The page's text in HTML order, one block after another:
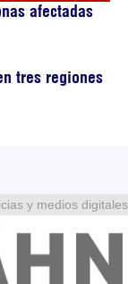
afectadas
tres regiones
y medios digitales